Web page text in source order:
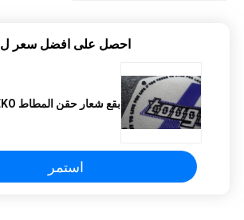
احصل على افضل سعر ل
بقع شعار حقن المطاط OEKO
استمر